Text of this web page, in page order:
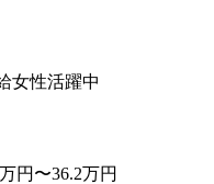
女性活躍中
円〜36.2万円